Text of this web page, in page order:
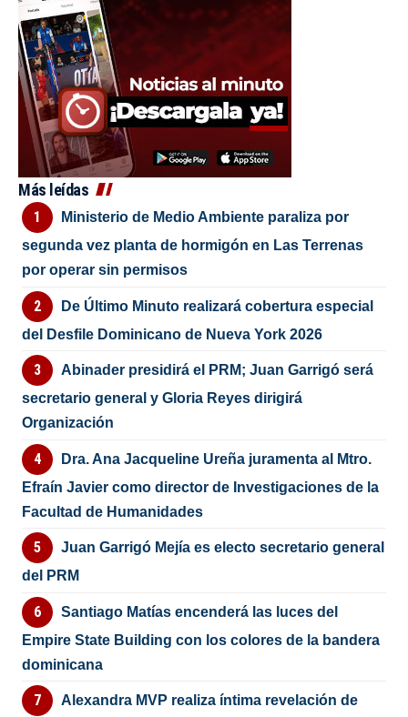
Más leídas
Ministerio de Medio Ambiente paraliza por
segunda vez planta de hormigón en Las Terrenas
por operar sin permisos
De Último Minuto realizará cobertura especial
del Desfile Dominicano de Nueva York 2026
Abinader presidirá el PRM; Juan Garrigó será
secretario general y Gloria Reyes dirigirá
Organización
Dra. Ana Jacqueline Ureña juramenta al Mtro.
Efraín Javier como director de Investigaciones de la
Facultad de Humanidades
Juan Garrigó Mejía es electo secretario general
del PRM
Santiago Matías encenderá las luces del
Empire State Building con los colores de la bandera
dominicana
Alexandra MVP realiza íntima revelación de